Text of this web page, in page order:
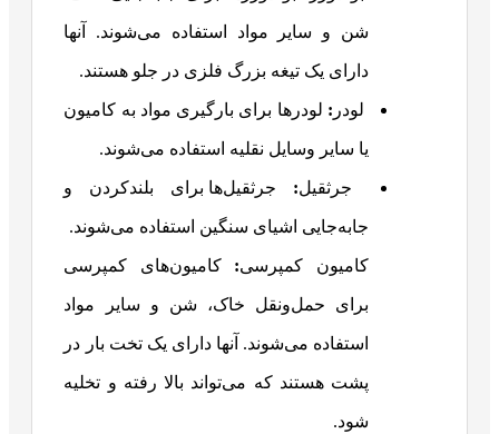
شن و سایر مواد استفاده می‌شوند. آنها
دارای یک تیغه بزرگ فلزی در جلو هستند.
لودر : لودرها برای بارگیری مواد به کامیون
یا سایر وسایل نقلیه استفاده می‌شوند.
جرثقیل: جرثقیل‌ها برای بلندکردن و
جابه‌جایی اشیای سنگین استفاده می‌شوند.
کامیون کمپرسی:کامیون‌های کمپرسی
برای حمل‌ونقل خاک، شن و سایر مواد
استفاده می‌شوند. آنها دارای یک تخت بار در
پشت هستند که می‌تواند بالا رفته و تخلیه
شود.